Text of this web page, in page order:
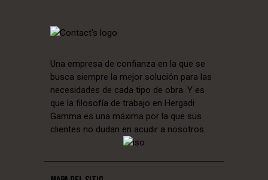
Una empresa de confianza en la que se
busca siempre la mejor solución para las
necesidades de cada tipo de obra. Y es
que la filosofía de trabajo en Hergadi
Gamma es una máxima por la que sus
clientes no dudan en acudir a nosotros.